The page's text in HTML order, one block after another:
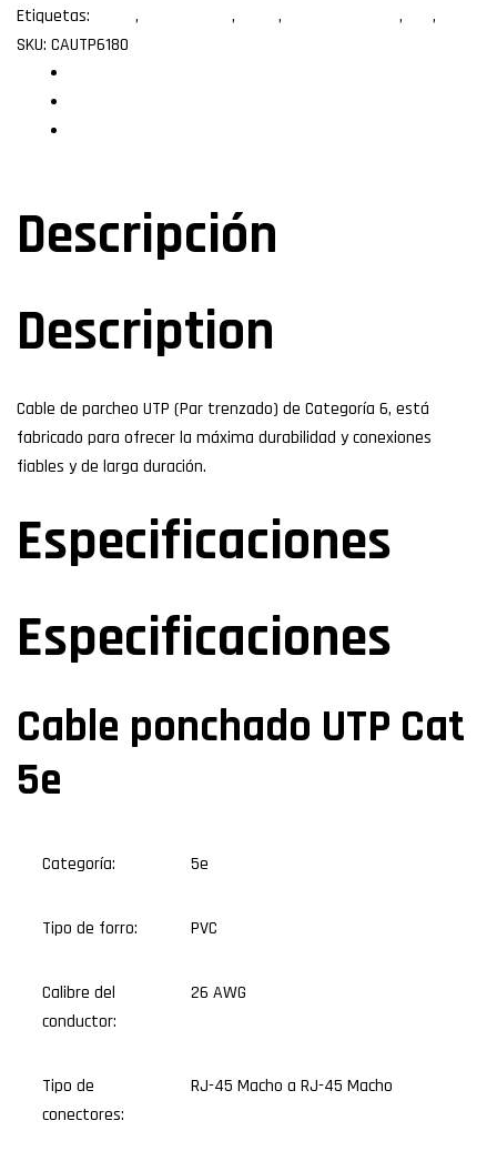
Etiquetas:
, , , , ,
SKU: CAUTP6180
Descripción
Description
Cable de parcheo UTP (Par trenzado) de Categoría 6, está
fabricado para ofrecer la máxima durabilidad y conexiones
fiables y de larga duración.
Especificaciones
Especificaciones
Cable ponchado UTP Cat
5e
Categoría: 5e
Tipo de forro: PVC
Calibre del
conductor:
26 AWG
Tipo de
conectores:
RJ-45 Macho a RJ-45 Macho